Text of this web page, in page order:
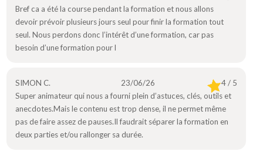
Bref ca a été la course pendant la formation et nous allons
devoir prévoir plusieurs jours seul pour finir la formation tout
seul. Nous perdons donc l’intérêt d’une formation, car pas
besoin d’une formation pour l
SIMON C. 23/06/26
4 / 5
Super animateur qui nous a fourni plein d’astuces, clés, outils et
anecdotes.Mais le contenu est trop dense, il ne permet même
pas de faire assez de pauses.Il faudrait séparer la formation en
deux parties et/ou rallonger sa durée.